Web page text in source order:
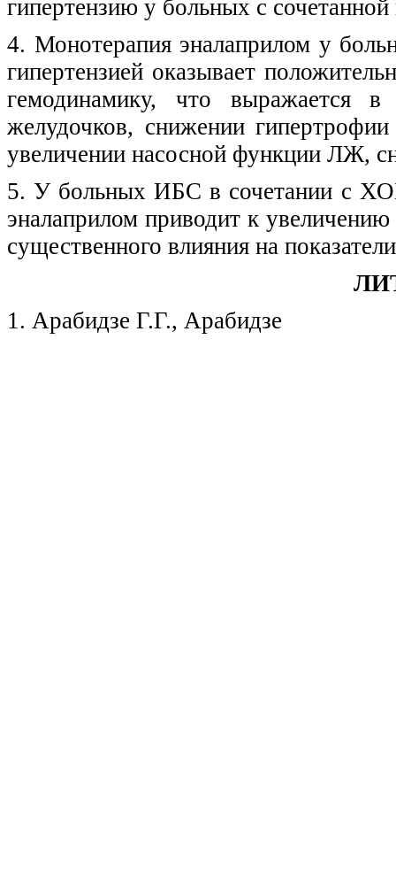
гипертензию у больных с
4. Монотерапия эналаприлом у
гипертензией оказывает
гемодинамику, что выражается
желудочков, снижении
увеличении насосной функции ЛЖ,
5. У больных ИБС в сочетании с
эналаприлом приводит к
существенного влияния на
1. Арабидзе Г.Г., Арабидзе